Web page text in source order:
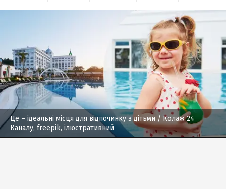
Це – ідеальні місця для відпочинку з дітьми / Колаж 24
Каналу, freepik, ілюстративний